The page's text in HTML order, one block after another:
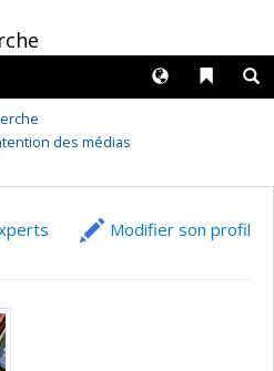
Liens
Langues
des médias
Modifier son profil